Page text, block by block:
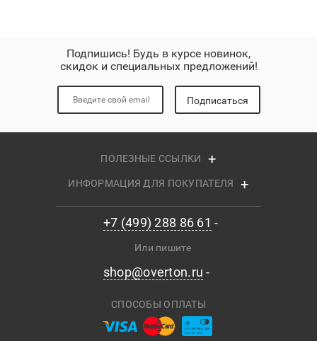
Подпишись! Будь в курсе новинок,
скидок и специальных предложений!
Подписаться
ПОЛЕЗНЫЕ ССЫЛКИ
ИНФОРМАЦИЯ ДЛЯ ПОКУПАТЕЛЯ
+7 (499) 288 86 61
Или пишите
shop@overton.ru
СПОСОБЫ ОПЛАТЫ